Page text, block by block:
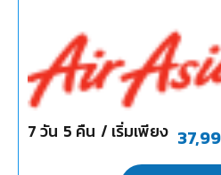
7วัน 5 คืน / เริ่มเพียง